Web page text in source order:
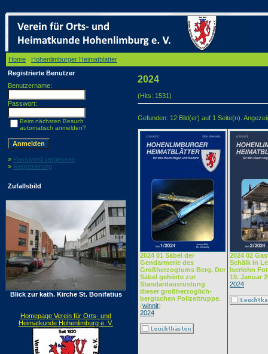
Home Hohenlimburger Heimatblätter
Registrierte Benutzer
Benutzername:
Passwort:
Beim nächsten Besuch
automatisch anmelden?
» Password vergessen
» Registrierung
Zufallsbild
Blick zur kath. Kirche St. Bonifatius
Homepage Verein für Orts- und
Heimatkunde Hohenlimburg e. V.
2024
(Hits: 1531)
Gefunden: 12 Bild(er) auf 1 Seite(n).
2024 01 Säbel der
Gendarmerie des
Großherzogtums Berg. Der
Säbel gehörte zur
Standardausrüstung
dieser großherzoglich-
bergischen Polizeitruppe.
(winnit)
2024
2024 02
Schälk in
Iserlohn
19. Januar
2024